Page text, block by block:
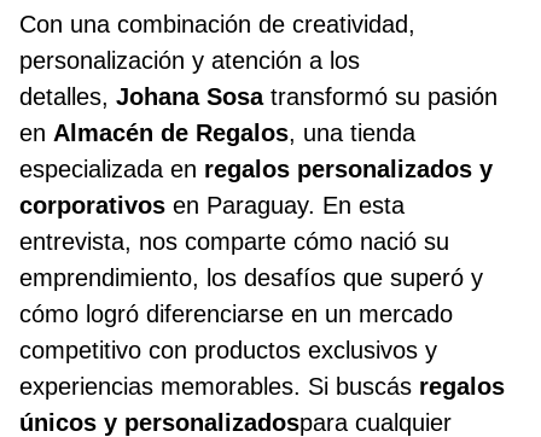
Con una combinación de creatividad,
personalización y atención a los
detalles, Johana Sosatransformó su pasión
en Almacén de Regalos, una tienda
especializada en regalos personalizados y
corporativos en Paraguay. En esta
entrevista, nos comparte cómo nació su
emprendimiento, los desafíos que superó y
cómo logró diferenciarse en un mercado
competitivo con productos exclusivos y
experiencias memorables. Si buscás regalos
únicos y personalizadospara cualquier